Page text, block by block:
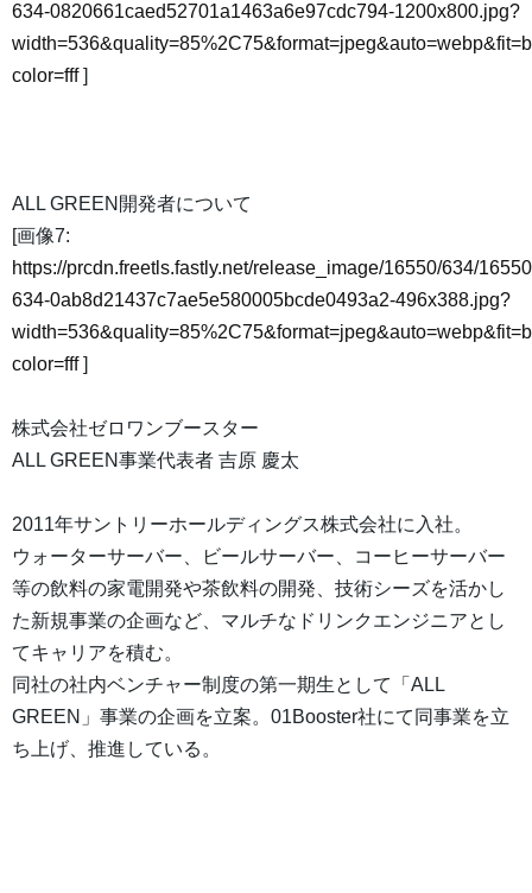
634-0820661caed52701a1463a6e97cdc794-1200x800.jpg?
color=fff]
ALL GREEN開発者について
[画像7:
https://prcdn.freetls.fastly.net/release_image/16550/634/
634-0ab8d21437c7ae5e580005bcde0493a2-496x388.jpg?
color=fff]
株式会社ゼロワンブースター
ALL GREEN事業代表者 吉原 慶太
2011年サントリーホールディングス株式会社に入社。
ウォーターサーバー、ビールサーバー、コーヒーサーバー
等の飲料の家電開発や茶飲料の開発、技術シーズを活かし
た新規事業の企画など、マルチなドリンクエンジニアとし
てキャリアを積む。
同社の社内ベンチャー制度の第一期生として「ALL
GREEN」事業の企画を立案。01Booster社にて同事業を立
ち上げ、推進している。